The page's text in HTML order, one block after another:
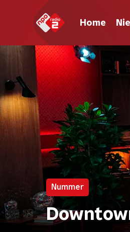
Home
Nummer